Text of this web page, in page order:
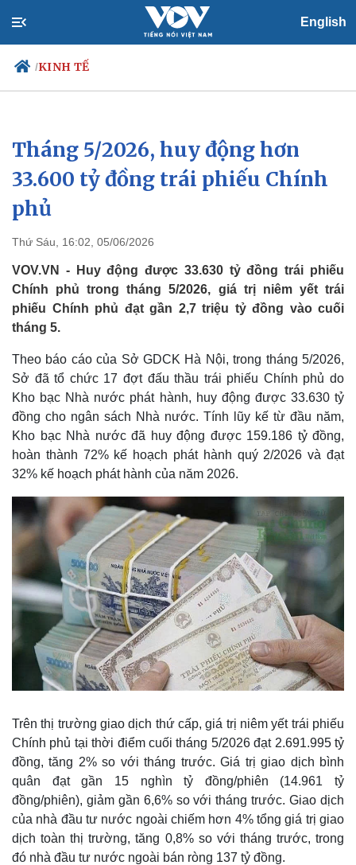
English
/KINH TẾ
Chính trị
Đảng
Tổ chức nhân sự
Quốc hội
Nhận diện sự thật
Xã hội
Tin 24h
Dự báo thời tiết
Tháng 5/2026, huy động hơn
33.600 tỷ đồng trái phiếu Chính
phủ
Thứ Sáu, 16:02, 05/06/2026
VOV.VN - Huy động được 33.630 tỷ đồng trái phiếu
Chính phủ trong tháng 5/2026, giá trị niêm yết trái
phiếu Chính phủ đạt gần 2,7 triệu tỷ đồng vào cuối
tháng 5.
Theo báo cáo của Sở GDCK Hà Nội, trong tháng 5/2026,
Sở đã tổ chức 17 đợt đấu thầu trái phiếu Chính phủ do
Kho bạc Nhà nước phát hành, huy động được 33.630 tỷ
đồng cho ngân sách Nhà nước. Tính lũy kế từ đầu năm,
Kho bạc Nhà nước đã huy động được 159.186 tỷ đồng,
hoàn thành 72% kế hoạch phát hành quý 2/2026 và đạt
32% kế hoạch phát hành của năm 2026.
Trên thị trường giao dịch thứ cấp, giá trị niêm yết trái phiếu
Chính phủ tại thời điểm cuối tháng 5/2026 đạt 2.691.995 tỷ
đồng, tăng 2% so với tháng trước. Giá trị giao dịch bình
quân đạt gần 15 nghìn tỷ đồng/phiên (14.961 tỷ
đồng/phiên), giảm gần 6,6% so với tháng trước. Giao dịch
của nhà đầu tư nước ngoài chiếm hơn 4% tổng giá trị giao
dịch toàn thị trường, tăng 0,8% so với tháng trước, trong
đó nhà đầu tư nước ngoài bán ròng 137 tỷ đồng.